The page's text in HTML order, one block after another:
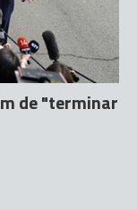
de "terminar